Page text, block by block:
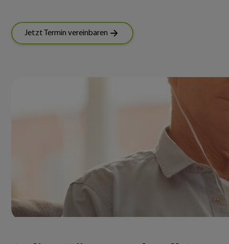
Jetzt Termin vereinbaren